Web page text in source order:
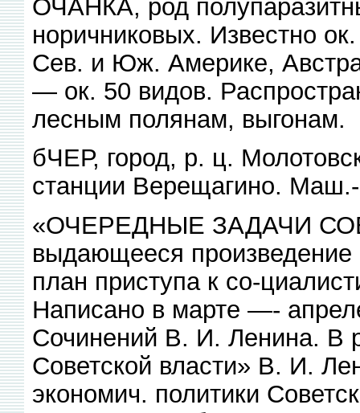
ОЧАНКА, род
норичниковых. Известно
Сев. и Юж. Америке,
— ок. 50 видов.
лесным полянам, выгонам.
бЧЕР, город, р. ц.
станции Верещагино.
«ОЧЕРЕДНЫЕ ЗАДАЧИ
выдающееся
план приступа к со-
Написано в марте —-
Сочинений В. И. Ленина. В
Советской власти» В. И.
экономич. политики